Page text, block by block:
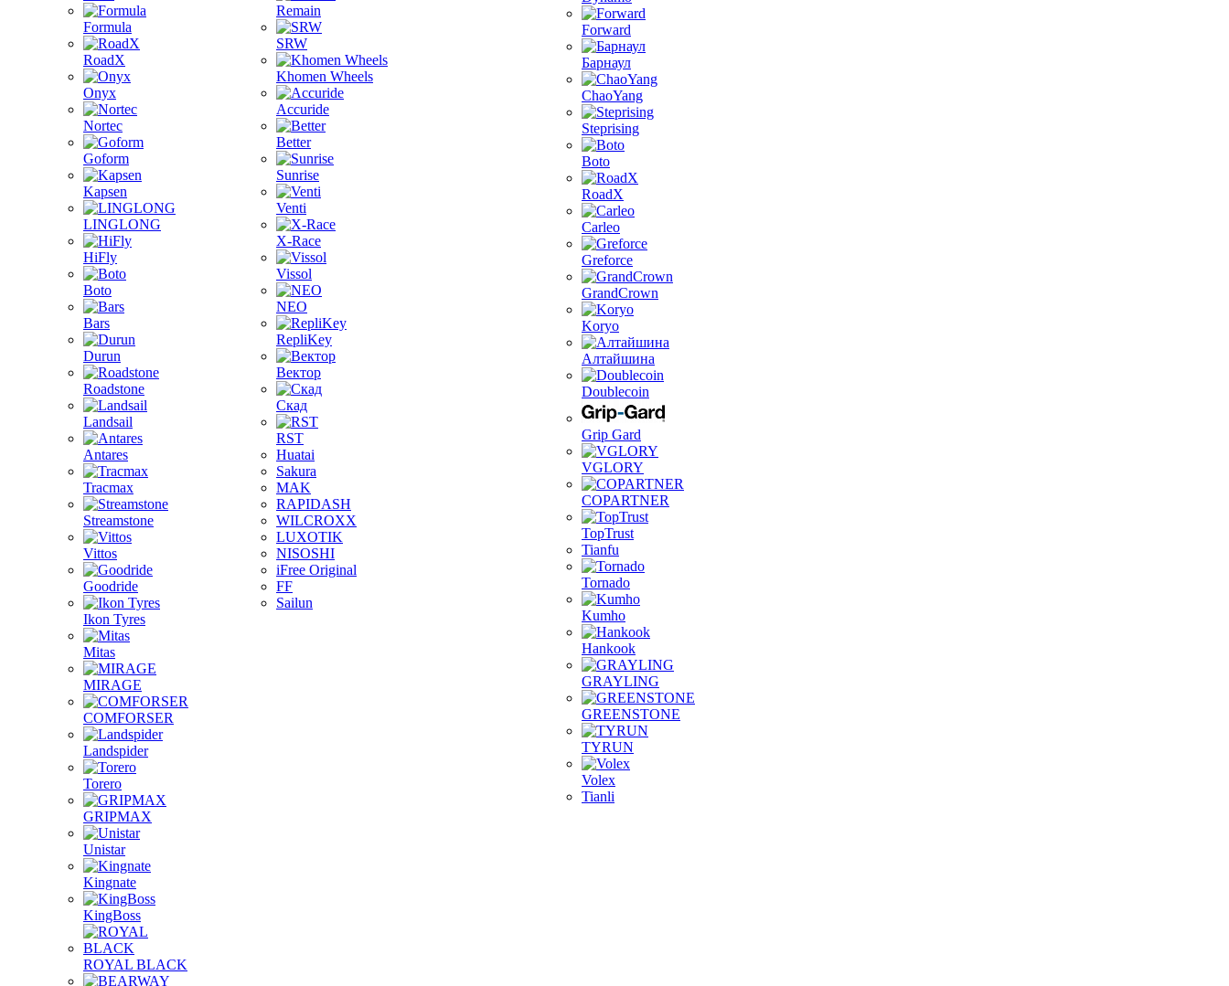
Formula
RoadX
Onyx
Nortec
Goform
Kapsen
LINGLONG
HiFly
Boto
Bars
Durun
Roadstone
Landsail
Antares
Tracmax
Streamstone
Vittos
Goodride
Ikon Tyres
Mitas
MIRAGE
COMFORSER
Landspider
Torero
GRIPMAX
Unistar
Kingnate
KingBoss
ROYAL BLACK
Remain
SRW
Khomen Wheels
Accuride
Better
Sunrise
Venti
X-Race
Vissol
NEO
RepliKey
Вектор
Скад
RST
Huatai
Sakura
MAK
RAPIDASH
WILCROXX
LUXOTIK
NISOSHI
iFree Original
FF
Sailun
Forward
Барнаул
ChaoYang
Steprising
Boto
RoadX
Carleo
Greforce
GrandCrown
Koryo
Алтайшина
Doublecoin
Grip Gard
VGLORY
COPARTNER
TopTrust
Tianfu
Tornado
Kumho
Hankook
GRAYLING
GREENSTONE
TYRUN
Volex
Tianli